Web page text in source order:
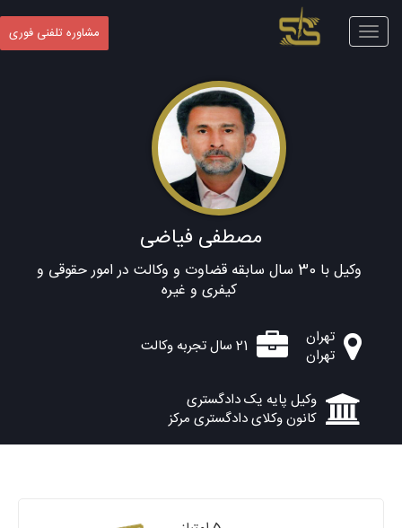
Toggle
navigation
مشاوره تلفنی فوری
مصطفی فیاضی
وکیل با 30 سال سابقه قضاوت و وکالت در امور حقوقی و
کیفری و غیره
تهران
تهران
21 سال تجربه وکالت
وکیل پایه یک دادگستری
کانون وکلای دادگستری مرکز